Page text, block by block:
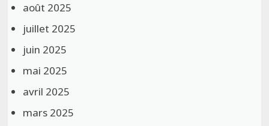
août 2025
juillet 2025
juin 2025
mai 2025
avril 2025
mars 2025